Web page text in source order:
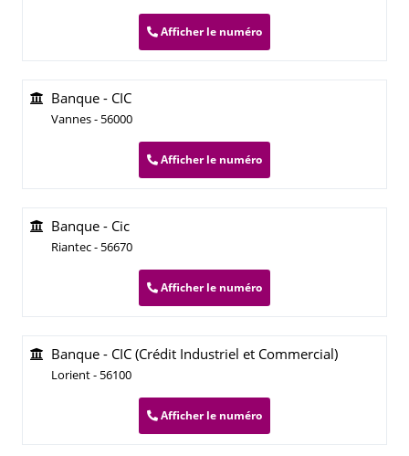
Afficher le numéro
Banque - CIC
Vannes - 56000
Afficher le numéro
Banque - Cic
Riantec - 56670
Afficher le numéro
Banque - CIC (Crédit Industriel et Commercial)
Lorient - 56100
Afficher le numéro